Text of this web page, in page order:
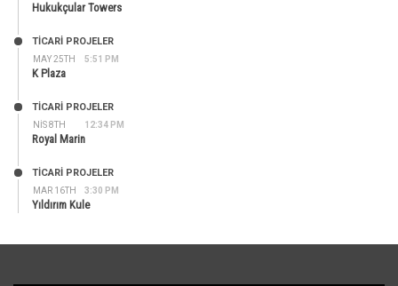
Hukukçular Towers
MAY 25TH 5:51 PM
TİCARİ PROJELER
K Plaza
NIS 8TH 12:34 PM
TİCARİ PROJELER
Royal Marin
MAR 16TH 3:30 PM
TİCARİ PROJELER
Yıldırım Kule